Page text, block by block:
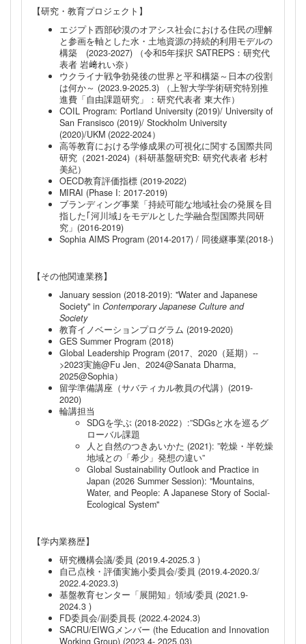
【研究・教育プロジェクト】
エジプト西部砂漠のオアシス社会における住民の理解
と参画を軸とした水・土地資源の持続的利用モデルの
構築 (2023-2027) （令和5年採択 SATREPS：研究代
表者 岩﨑れい奈）
ウクライナ戦争勃発後の世界と平和構築～日本の役割
は何か～ (2023.9-2025.3) （上智大学学術研究特別推
進費「自由課題研究」：研究代表者 東大作）
COIL Program: Portland University (2019)/ University of
San Fransisco (2019)/ Stockholm University
(2020)/UKM (2022-2024）
高等教育における学修成果の可視化に関する国際共同
研究（2021-2024)（科研基盤研究B: 研究代表者 杉村
美紀）
OECD教育評価指標 (2019-2022)
MIRAI (Phase I: 2017-2019)
ブランディング事業「持続可能な地域社会の発展を目
指した｢河川域｣をモデルとした学融合型国際共同研
究」(2016-2019)
Sophia AIMS Program (2014-2017) / 同後継事業(2018-)
【その他関連業務】
January session (2018-2019): "Water and Japanese
Society" in Contemporary Japanese Culture and
Society
教育イノベーションプログラム (2019-2020)
GES Summer Program (2018)
Global Leadership Program (2017、2020（延期）--
>2023実施@Fu Jen、2024@Sanata Dharma,
2025@Sophia）
留学準備講座（サバティカル教員の代講）(2019-
2020)
輪講担当
SDGを学ぶ (2018-2022）:”SDGsと水を巡るグ
ローバル課題
人と自然のつきあいかた (2021): ”乾燥・半乾燥
地域との「希少」発想の違い”
Global Sustainability Outlook and Practice in
Japan (2026 Summer Session): "Mountains,
Water, and People: A Japanese Story of Social-
Ecological System"
【学内業務歴】
研究機構会議/委員 (2019.4-2025.3 )
自己点検・評価実施小委員会/委員 (2019.4-2020.3/
2022.4-2023.3)
基盤教育センター「展開知」領域/委員 (2021.9-
2024.3 )
FD委員会/副委員長 (2022.4-2024.3)
SACRU/EIWGメンバー (the Education and Innovation
Working Group) (2023.4- 2025.03)